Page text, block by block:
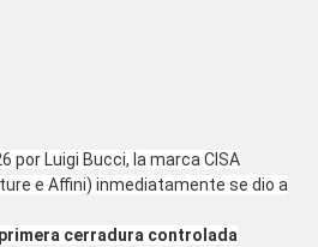
por Luigi Bucci, la marca CISA
e Affini) inmediatamente se dio a
cerradura controlada